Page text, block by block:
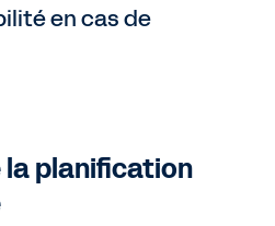
en cas de
la planification